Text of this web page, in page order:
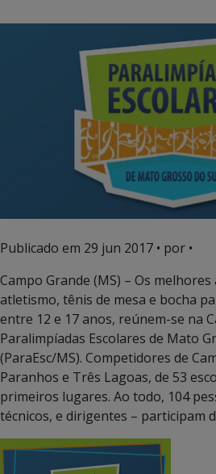
Publicado em 29 jun 2017 • por •
Campo Grande (MS) – Os
atletismo, tênis de mesa e bocha
entre 12 e 17 anos, reúnem-se na
Paralimpíadas Escolares de Mato
(ParaEsc/MS). Competidores de
Paranhos e Três Lagoas, de 53
primeiros lugares. Ao todo, 104
técnicos, e dirigentes – participam